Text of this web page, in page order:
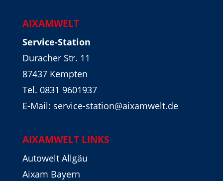
AIXAMWELT
Service-Station
Duracher Str. 11
87437 Kempten
Tel. 0831 9601937
E-Mail: service-station@aixamwelt.de
AIXAMWELT LINKS
Autowelt Allgäu
Aixam Bayern